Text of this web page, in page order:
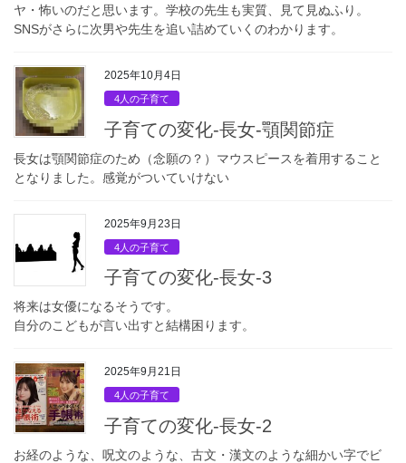
ヤ・怖いのだと思います。学校の先生も実質、見て見ぬふり。
SNSがさらに次男や先生を追い詰めていくのわかります。
2025年10月4日
4人の子育て
子育ての変化-長女-顎関節症
長女は顎関節症のため（念願の？）マウスピースを着用すること
となりました。感覚がついていけない
2025年9月23日
4人の子育て
子育ての変化-長女-3
将来は女優になるそうです。
自分のこどもが言い出すと結構困ります。
2025年9月21日
4人の子育て
子育ての変化-長女-2
お経のような、呪文のような、古文・漢文のような細かい字でビ